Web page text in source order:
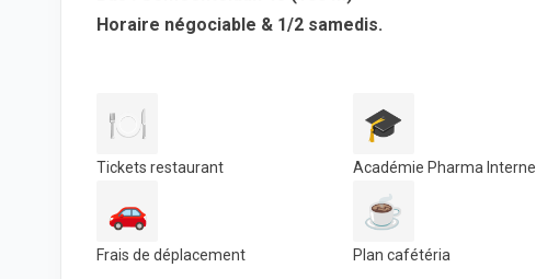
Horaire négociable & 1/2 samedis.
🍽️
Tickets restaurant
🎓
Académie Pharma Interne
🚗
Frais de déplacement
☕
Plan cafétéria